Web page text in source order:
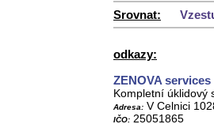
Srovnat:
odkazy:
ZENOVA
Kompletní úklidový
Adresa: V Celnici
IČO: 25051865